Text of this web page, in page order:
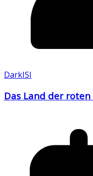
DarkISI
Das Land der roten